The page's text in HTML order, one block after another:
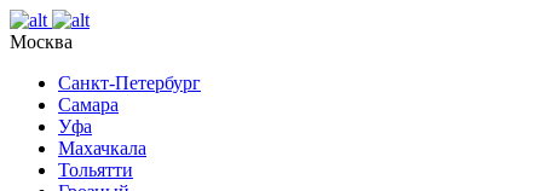
Москва
Санкт-Петербург
Самара
Уфа
Махачкала
Тольятти